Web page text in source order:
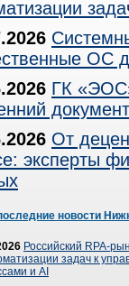
ОС
ГК
От
эксперты
новости
Российский RPA-
задач к
и AI